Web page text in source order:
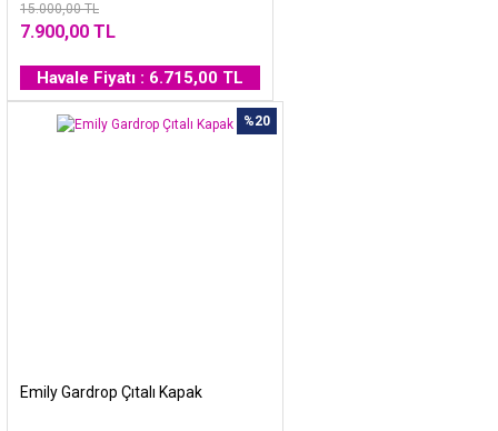
15.000,00 TL
7.900,00 TL
Havale Fiyatı : 6.715,00 TL
%20
Emily Gardrop Çıtalı Kapak